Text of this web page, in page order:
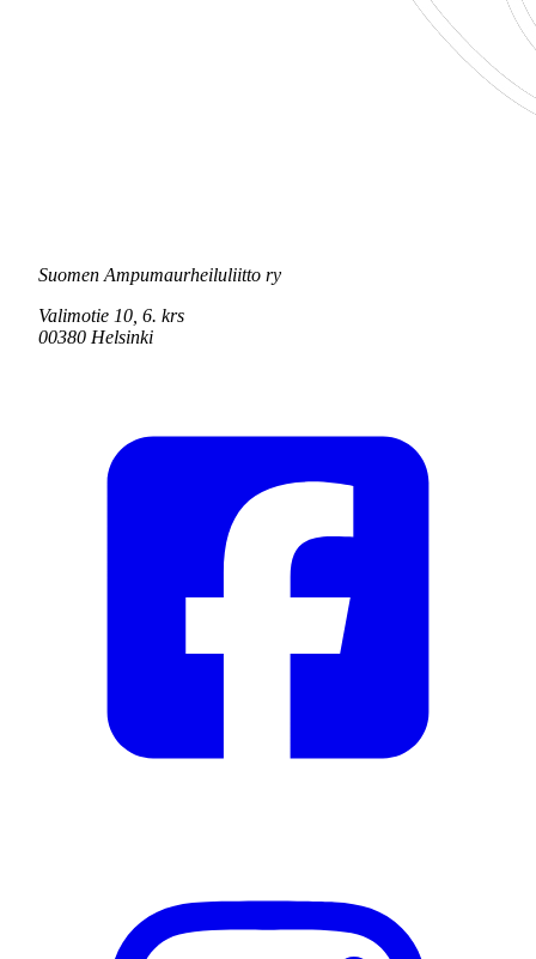
Suomen Ampumaurheiluliitto ry
Valimotie 10, 6. krs
00380 Helsinki